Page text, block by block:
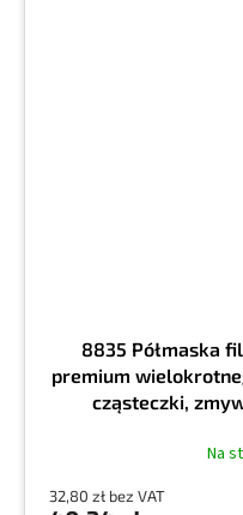
8835 Półmaska
premium
cząsteczki,
Na
32,80 zł bez VAT